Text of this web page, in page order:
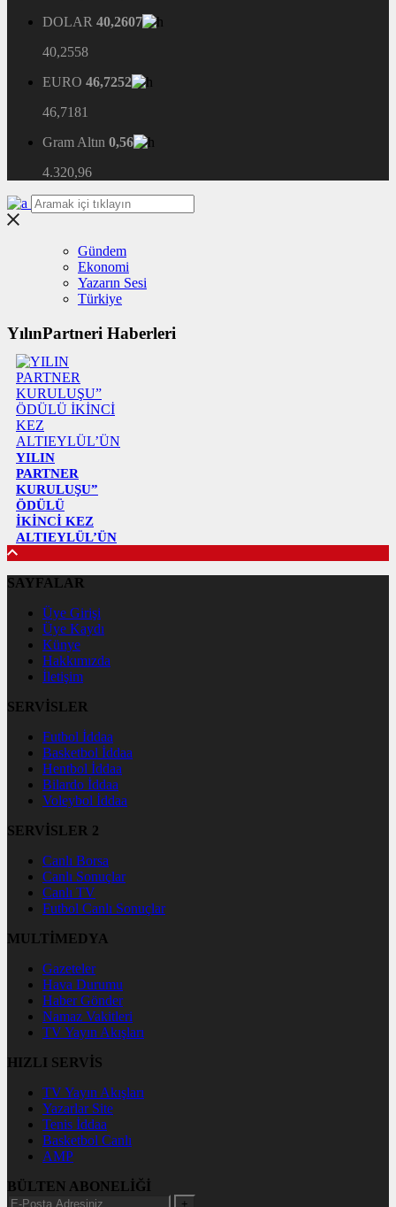
DOLAR 40,2607
40,2558
EURO 46,7252
46,7181
Gram Altın 0,56
4.320,96
Gündem
Ekonomi
Yazarın Sesi
Türkiye
YılınPartneri Haberleri
YILIN
PARTNER
KURULUŞU”
ÖDÜLÜ
İKİNCİ KEZ
ALTIEYLÜL’ÜN
SAYFALAR
Üye Girişi
Üye Kaydı
Künye
Hakkımızda
İletişim
SERVİSLER
Futbol İddaa
Basketbol İddaa
Hentbol İddaa
Bilardo İddaa
Voleybol İddaa
SERVİSLER 2
Canlı Borsa
Canlı Sonuçlar
Canlı TV
Futbol Canlı Sonuçlar
MULTİMEDYA
Gazeteler
Hava Durumu
Haber Gönder
Namaz Vakitleri
TV Yayın Akışları
HIZLI SERVİS
TV Yayın Akışları
Yazarlar Site
Tenis İddaa
Basketbol Canlı
AMP
BÜLTEN ABONELİĞİ
+